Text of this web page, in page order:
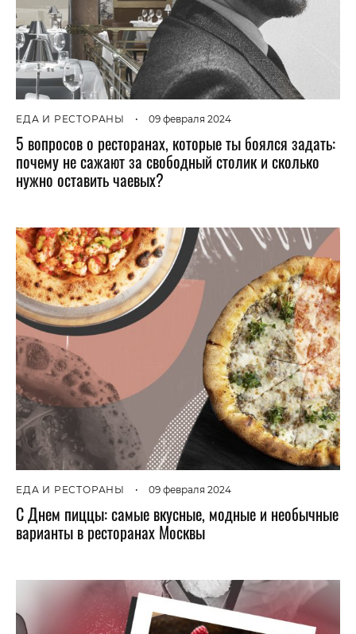
ЕДА И РЕСТОРАНЫ • 09 февраля 2024
5 вопросов о ресторанах, которые ты боялся задать:
почему не сажают за свободный столик и сколько
нужно оставить чаевых?
ЕДА И РЕСТОРАНЫ • 09 февраля 2024
С Днем пиццы: самые вкусные, модные и необычные
варианты в ресторанах Москвы